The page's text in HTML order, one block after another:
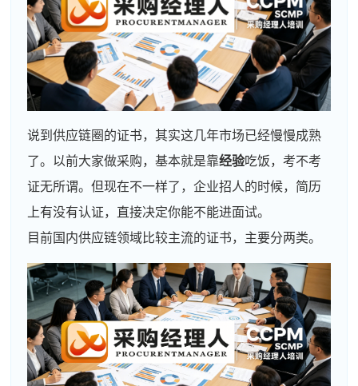
说到供应链圈的证书，其实这几年市场已经慢慢成熟
了。以前大家做采购，基本就是靠经验吃饭，考不考
证无所谓。但现在不一样了，企业招人的时候，简历
上有没有认证，直接决定你能不能进面试。
目前国内供应链领域比较主流的证书，主要分两类。